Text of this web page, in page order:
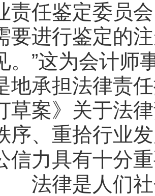
责任鉴定委员
要进行鉴定的
。 ”这为会计师
地承担法律责
草案》关于法
序、重拾行业
信力具有十分
法律是人们社